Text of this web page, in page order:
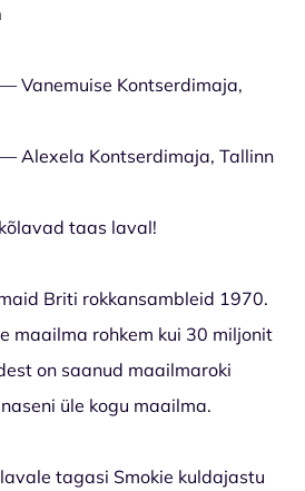
Vanemuise Kontserdimaja,
Alexela Kontserdimaja, Tallinn
taas laval!
Briti rokkansambleid 1970.
maailma rohkem kui 30 miljonit
on saanud maailmaroki
üle kogu maailma.
tagasi Smokie kuldajastu